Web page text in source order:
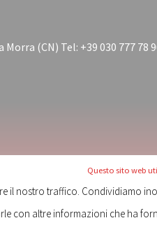
(CN) Tel: +39 030 777
Questo sito web
il nostro traffico. Condividiamo
con altre informazioni che ha